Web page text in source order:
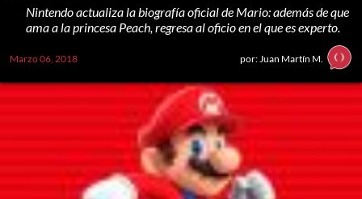
Nintendo actualiza la biografía oficial de Mario: además de que
ama a la princesa Peach, regresa al oficio en el que es experto.
Marzo 06, 2018 por: Juan Martín M.